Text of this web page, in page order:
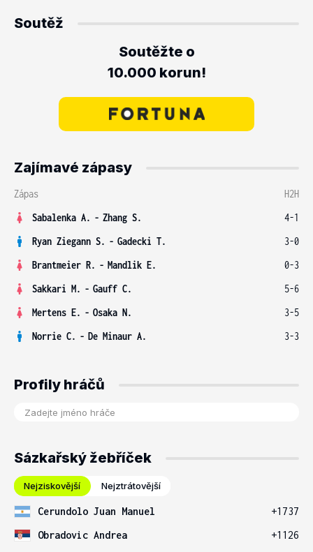
Soutěž
Soutěžte o
10.000 korun!
Zajímavé zápasy
Zápas
H2H
Sabalenka A. - Zhang S.
4-1
Ryan Ziegann S. - Gadecki T.
3-0
Brantmeier R. - Mandlik E.
0-3
Sakkari M. - Gauff C.
5-6
Mertens E. - Osaka N.
3-5
Norrie C. - De Minaur A. 3-3
Profily hráčů
Sázkařský žebříček
Nejziskovější Nejztrátovější
Cerundolo Juan Manuel
+1737
Obradovic Andrea
+1126